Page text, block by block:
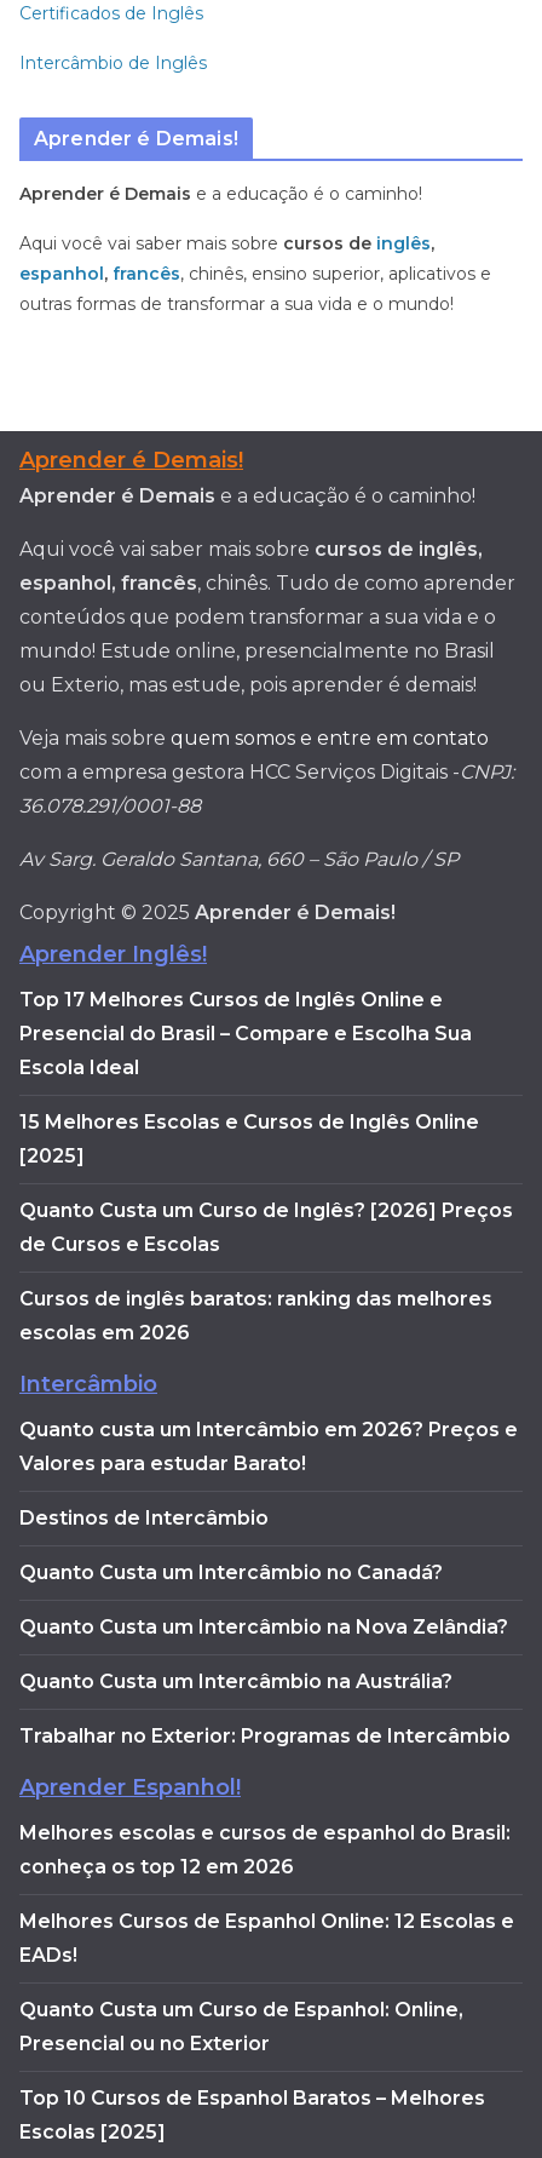
Certificados de Inglês
Intercâmbio de Inglês
Aprender é Demais!
Aprender é Demais e a educação é o caminho!
Aqui você vai saber mais sobre cursos de inglês,
espanhol, francês, chinês, ensino superior, aplicativos e
outras formas de transformar a sua vida e o mundo!
Aprender é Demais!
Aprender é Demais e a educação é o caminho!
Aqui você vai saber mais sobre cursos de inglês,
espanhol, francês, chinês. Tudo de como aprender
conteúdos que podem transformar a sua vida e o
mundo! Estude online, presencialmente no Brasil
ou Exterio, mas estude, pois aprender é demais!
Veja mais sobre quem somos e entre em contato
com a empresa gestora HCC Serviços Digitais -CNPJ:
36.078.291/0001-88
Av Sarg. Geraldo Santana, 660 – São Paulo / SP
Copyright © 2025 Aprender é Demais!
Aprender Inglês!
Top 17 Melhores Cursos de Inglês Online e
Presencial do Brasil – Compare e Escolha Sua
Escola Ideal
15 Melhores Escolas e Cursos de Inglês Online
[2025]
Quanto Custa um Curso de Inglês? [2026] Preços
de Cursos e Escolas
Cursos de inglês baratos: ranking das melhores
escolas em 2026
Intercâmbio
Quanto custa um Intercâmbio em 2026? Preços e
Valores para estudar Barato!
Destinos de Intercâmbio
Quanto Custa um Intercâmbio no Canadá?
Quanto Custa um Intercâmbio na Nova Zelândia?
Quanto Custa um Intercâmbio na Austrália?
Trabalhar no Exterior: Programas de Intercâmbio
Aprender Espanhol!
Melhores escolas e cursos de espanhol do Brasil:
conheça os top 12 em 2026
Melhores Cursos de Espanhol Online: 12 Escolas e
EADs!
Quanto Custa um Curso de Espanhol: Online,
Presencial ou no Exterior
Top 10 Cursos de Espanhol Baratos – Melhores
Escolas [2025]